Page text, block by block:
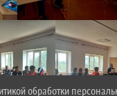
обработки